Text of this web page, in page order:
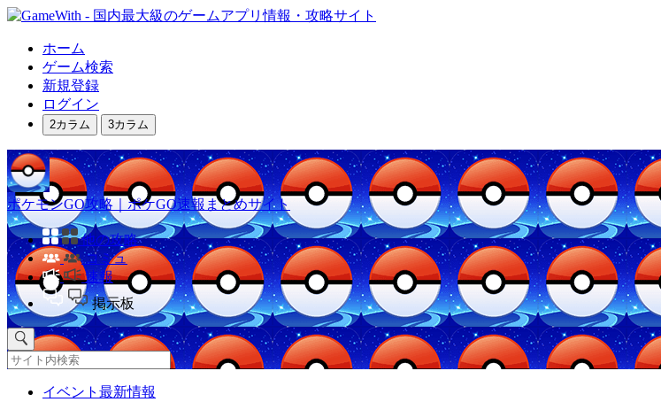
ホーム
ゲーム検索
新規登録
ログイン
2カラム 3カラム
ポケモンGO攻略｜ポケGO速報まとめサイト
他の攻略
コミュ
速報
掲示板
イベント最新情報